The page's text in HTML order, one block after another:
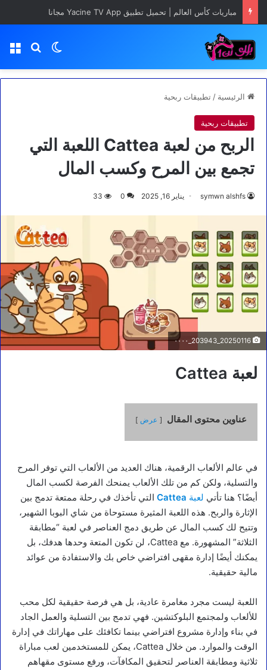
بحثالوضع
الرئيسية / تطبيقات ربحية
تطبيقات ربحية
الربح من لعبة Cattea اللعبة التي
تجمع بين المرح وكسب المال
symwn alshfs يناير 16, 2025 0
33
لعبة Cattea
عناوين محتوى المقال عرض
في عالم الألعاب الرقمية، هناك العديد من الألعاب التي توفر المرح
والتسلية، ولكن كم من تلك الألعاب يمنحك الفرصة لكسب المال
أيضًا؟ هنا تأتي لعبة Cattea التي تأخذك في رحلة ممتعة تدمج بين
الإثارة والربح. هذه اللعبة المثيرة مستوحاة من شاي البوبا الشهير،
وتتيح لك كسب المال عن طريق دمج العناصر في لعبة “مطابقة
الثلاثة” المشهورة. مع Cattea، لن تكون المتعة وحدها هدفك، بل
يمكنك أيضًا إدارة مقهى افتراضي خاص بك والاستفادة من عوائد
مالية حقيقية.
اللعبة ليست مجرد مغامرة عادية، بل هي فرصة حقيقية لكل محب
للألعاب ولمجتمع البلوكتشين. فهي تدمج بين التسلية والعمل الجاد
في بناء وإدارة مشروع افتراضي بينما تكافئك على مهاراتك في إدارة
الوقت والموارد. من خلال Cattea، يمكن للمستخدمين لعب مباراة
ثلاثية ومطابقة العناصر لتحقيق المكافآت، ورفع مستوى مقهاهم